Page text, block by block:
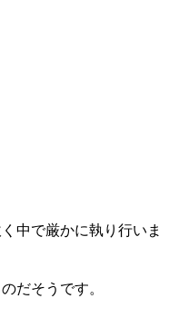
中で厳かに執り行いま
だそうです。